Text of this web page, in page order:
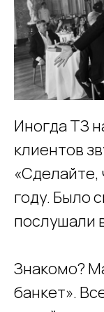
Иногда ТЗ
клиентов
«Сделайте,
году. Было
послушали
Знакомо?
банкет».